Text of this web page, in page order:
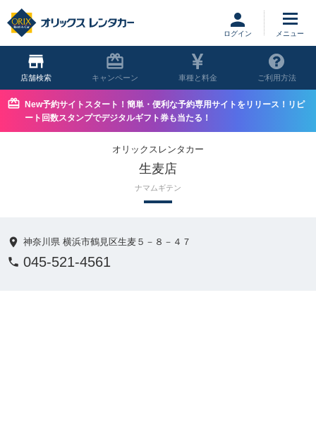
ログイン
店舗 キャンペーン 車種と料金 ご利用方法
New予約サイトスタート！簡単・便利な予約専用サイトをリリース！リピ
ート回数スタンプでデジタルギフト券も当たる！
オリックスレンタカー
生麦店
ナマムギテン
神奈川県 横浜市鶴見区生麦５－８－４７
045-521-4561